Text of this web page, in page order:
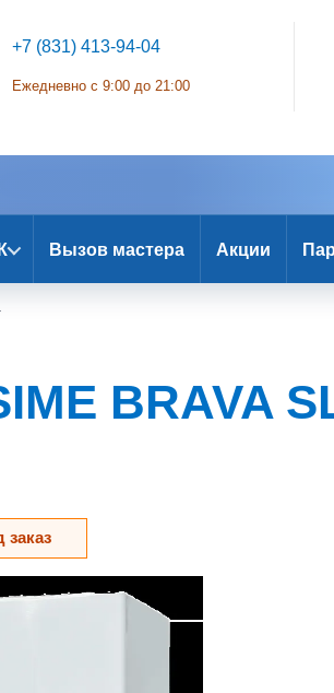
+7 (831) 413-94-04
Ежедневно с 9:00 до 21:00
Вызов мастера Акции
BRAVA
заказ